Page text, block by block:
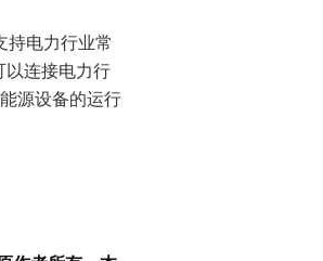
持电力行业常
以连接电力行
源设备的运行